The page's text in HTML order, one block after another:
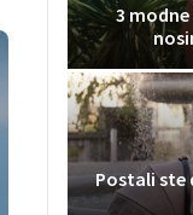
3
Postali ste